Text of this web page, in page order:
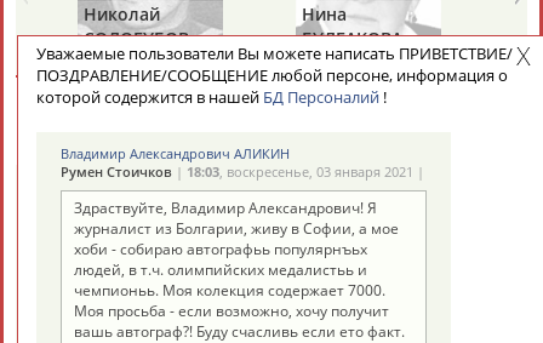
Николай
СОЛОГУБОВ
Нина
БУЛГАКОВА
СЕГОДНЯ ДЕНЬ ПАМЯТИ У ПЕРСОН ИЗ МИРА
Михаил
ПЕРЕЛЬМАН
Николай
ПУЧКОВ
Уважаемые пользователи Вы можете написать ПРИВЕТСТВИЕ/
ПОЗДРАВЛЕНИЕ/СООБЩЕНИЕ любой персоне, информация о
которой содержится в нашей БД Персоналий!
Владимир Александрович АЛИКИН
Румен Стоичков| 18:03, воскресенье, 03 января 2021 |
Здраствуйте, Владимир Александрович! Я
журналист из Болгарии, живу в Софии, а мое
хоби - собираю автографьь популярнъьх
людей, в т.ч. олимпийских медалистьь и
чемпионьь. Моя колекция содержает 7000.
Моя просьба - если возможно, хочу получит
вашь автограф?! Буду счасливь если ето факт.